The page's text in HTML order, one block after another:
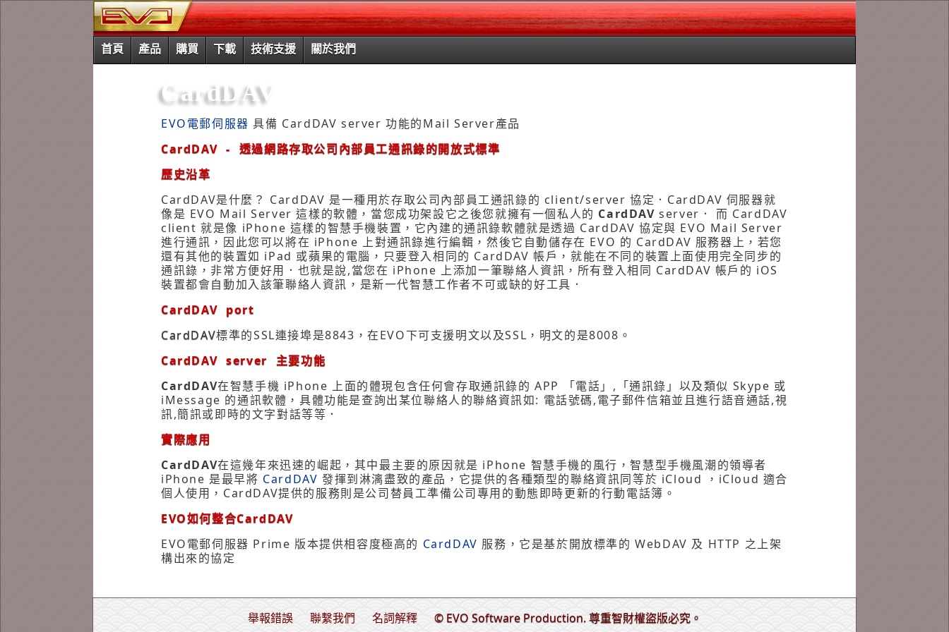
首頁 產品 購買 下載 技術支援 關於我們
CardDAV
EVO電郵伺服器 具備 CardDAV server 功能的Mail Server產品
CardDAV - 透過網路存取公司內部員工通訊錄的開放式標準
歷史沿革
CardDAV是什麼？ CardDAV 是一種用於存取公司內部員工通訊錄的 client/server 協定．CardDAV 伺服器就
像是 EVO Mail Server 這樣的軟體，當您成功架設它之後您就擁有一個私人的 CardDAV server． 而 CardDAV
client 就是像 iPhone 這樣的智慧手機裝置，它內建的通訊錄軟體就是透過 CardDAV 協定與 EVO Mail Server
進行通訊，因此您可以將在 iPhone 上對通訊錄進行編輯，然後它自動儲存在 EVO 的 CardDAV 服務器上，若您
還有其他的裝置如 iPad 或蘋果的電腦，只要登入相同的 CardDAV 帳戶，就能在不同的裝置上面使用完全同步的
通訊錄，非常方便好用．也就是說,當您在 iPhone 上添加一筆聯絡人資訊，所有登入相同 CardDAV 帳戶的 iOS
裝置都會自動加入該筆聯絡人資訊，是新一代智慧工作者不可或缺的好工具．
CardDAV port
CardDAV標準的SSL連接埠是8843，在EVO下可支援明文以及SSL，明文的是8008。
CardDAV server 主要功能
CardDAV在智慧手機 iPhone 上面的體現包含任何會存取通訊錄的 APP 「電話」,「通訊錄」以及類似 Skype 或
iMessage 的通訊軟體，具體功能是查詢出某位聯絡人的聯絡資訊如: 電話號碼,電子郵件信箱並且進行語音通話,視
訊,簡訊或即時的文字對話等等．
實際應用
CardDAV在這幾年來迅速的崛起，其中最主要的原因就是 iPhone 智慧手機的風行，智慧型手機風潮的領導者
iPhone 是最早將 CardDAV 發揮到淋漓盡致的產品，它提供的各種類型的聯絡資訊同等於 iCloud ，iCloud 適合
個人使用，CardDAV提供的服務則是公司替員工準備公司專用的動態即時更新的行動電話簿。
EVO如何整合CardDAV
EVO電郵伺服器 Prime 版本提供相容度極高的 CardDAV 服務，它是基於開放標準的 WebDAV 及 HTTP 之上架
構出來的協定
舉報錯誤 聯繫我們 名詞解釋 © EVO Software Production. 尊重智財權盜版必究。